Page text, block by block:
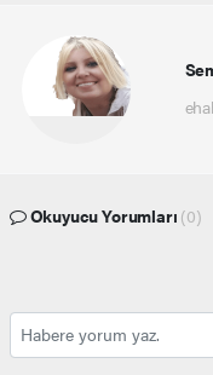
Okuyucu Yorumları (0)